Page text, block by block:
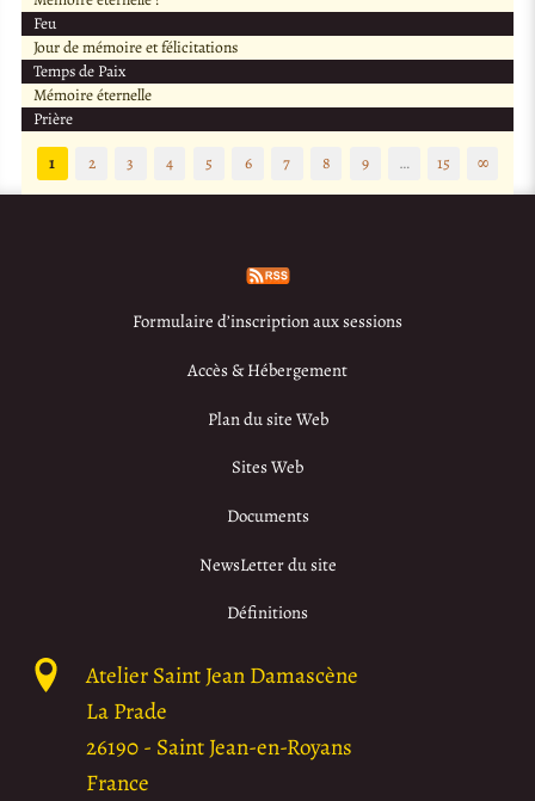
Feu
Jour de mémoire et félicitations
Temps de Paix
Mémoire éternelle
Prière
1
2 3 4 5 6 7 8 9 … 15 ∞
Formulaire d’inscription aux sessions
Accès & Hébergement
Plan du site Web
Sites Web
Documents
NewsLetter du site
Définitions
Atelier Saint Jean Damascène
La Prade
26190- Saint Jean-en-Royans
France